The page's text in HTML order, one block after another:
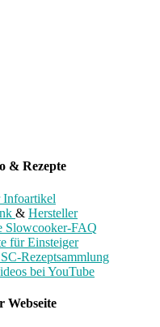
& Rezepte
Infoartikel
& Hersteller
Slowcooker-FAQ
für Einsteiger
Rezeptsammlung
bei YouTube
Webseite